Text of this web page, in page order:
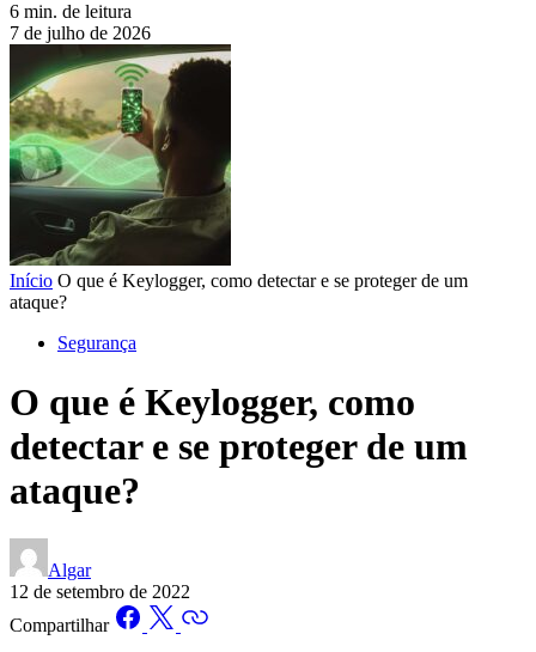
6 min. de leitura
7 de julho de 2026
Início O que é Keylogger, como detectar e se proteger de um
ataque?
Segurança
O que é Keylogger, como
detectar e se proteger de um
ataque?
Algar
12 de setembro de 2022
Compartilhar